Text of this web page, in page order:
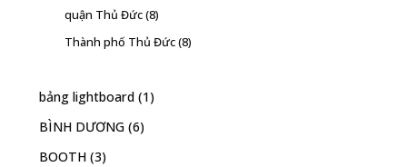
quận Thủ Đức(8)
Thành phố Thủ Đức(8)
bảng lightboard (1)
BÌNH DƯƠNG (6)
BOOTH (3)